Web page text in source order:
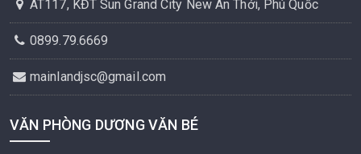
AT117, KĐT Sun Grand City New An Thới, Phú Quốc
0899.79.6669
mainlandjsc@gmail.com
VĂN PHÒNG DƯƠNG VĂN BÉ